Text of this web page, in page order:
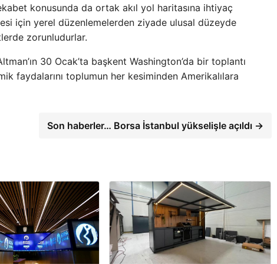
konusunda da ortak akıl yol haritasına ihtiyaç
için yerel düzenlemelerden ziyade ulusal düzeyde
zorunludurlar.
30 Ocak’ta başkent Washington’da bir toplantı
faydalarını toplumun her kesiminden Amerikalılara
Son haberler… Borsa İstanbul yükselişle açıldı →